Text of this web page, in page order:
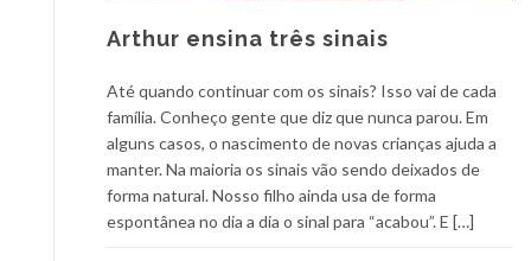
Arthur ensina três sinais
Até quando continuar com os sinais? Isso vai de cada
família. Conheço gente que diz que nunca parou. Em
alguns casos, o nascimento de novas crianças ajuda a
manter. Na maioria os sinais vão sendo deixados de
forma natural. Nosso filho ainda usa de forma
espontânea no dia a dia o sinal para “acabou”. E […]